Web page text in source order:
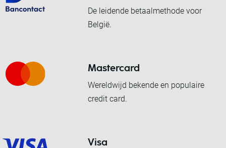
De leidende betaalmethode voor
België.
Mastercard
Wereldwijd bekende en populaire
credit card.
Visa